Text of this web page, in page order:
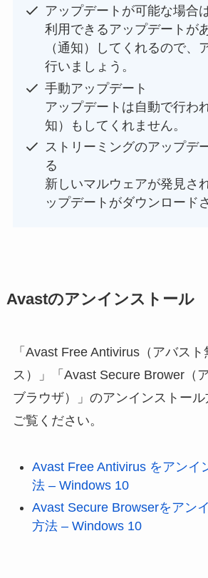
アップデートが可能な場合
利用できるアップデートが
（通知）してくれるので、
行いましょう。
手動アップデート
アップデートは自動で行わ
知）もしてくれません。
ストリーミングのアップデ
る
新しいマルウェアが発見さ
ップデートがダウンロード
Avastのアンインストール
「Avast Free Antivirus（アバス
ス）」「Avast Secure Brower（
ブラウザ）」のアンインストー
ご覧ください。
Avast Free Antivirus をアンイ
法 – Windows 10
Avast Secure Browserをアン
方法 – Windows 10